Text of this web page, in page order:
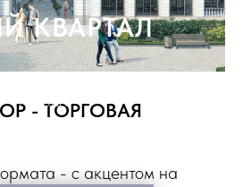
КВАРТАЛ
ГОРОДА
- ТОРГОВАЯ
- с акцентом на